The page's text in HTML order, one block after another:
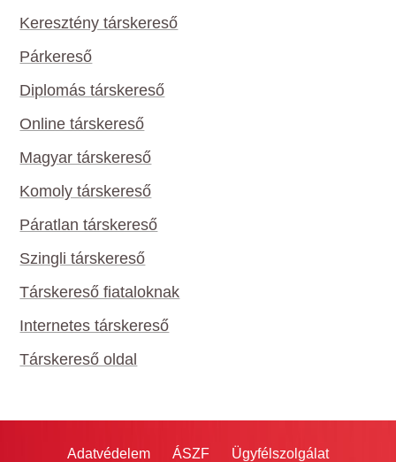
Keresztény társkereső
Párkereső
Diplomás társkereső
Online társkereső
Magyar társkereső
Komoly társkereső
Páratlan társkereső
Szingli társkereső
Társkereső fiataloknak
Internetes társkereső
Társkereső oldal
Adatvédelem ÁSZF Ügyfélszolgálat